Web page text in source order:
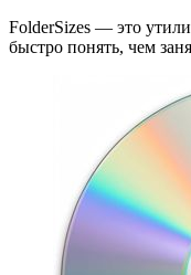
FolderSizes — это
быстро понять, чем